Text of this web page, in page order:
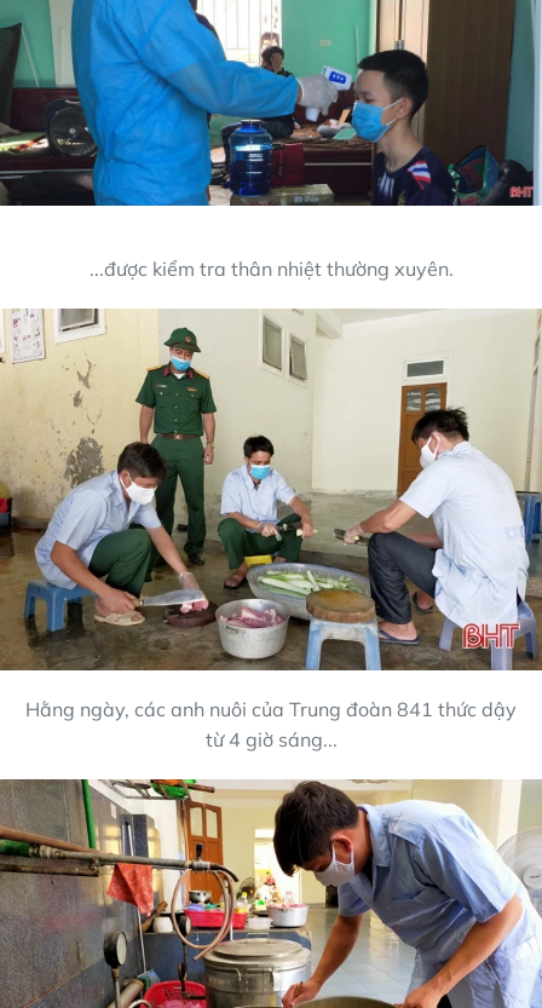
...được kiểm tra thân nhiệt thường xuyên.
Hằng ngày, các anh nuôi của Trung đoàn 841 thức dậy
từ 4 giờ sáng...